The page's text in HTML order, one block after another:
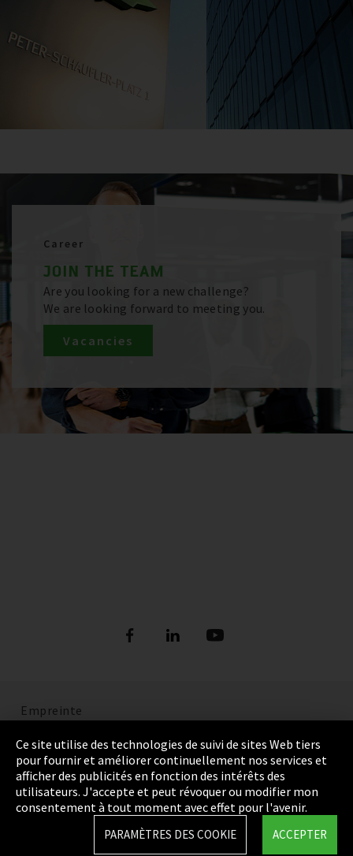
Career
JOIN THE TEAM
Are you looking for a new challenge?
We are looking forward to meeting you.
Vacancies
Empreinte
Politique de confidentialité
Cookie Settings
Termes et Conditions
Ce site utilise des technologies de suivi de sites Web tiers
pour fournir et améliorer continuellement nos services et
afficher des publicités en fonction des intérêts des
utilisateurs. J'accepte et peut révoquer ou modifier mon
consentement à tout moment avec effet pour l'avenir.
ACCEPTER
PARAMÈTRES DES COOKIE